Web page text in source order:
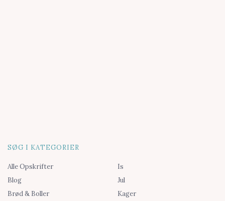
SØG I KATEGORIER
Alle Opskrifter
Blog
Brød & Boller
Is
Jul
Kager